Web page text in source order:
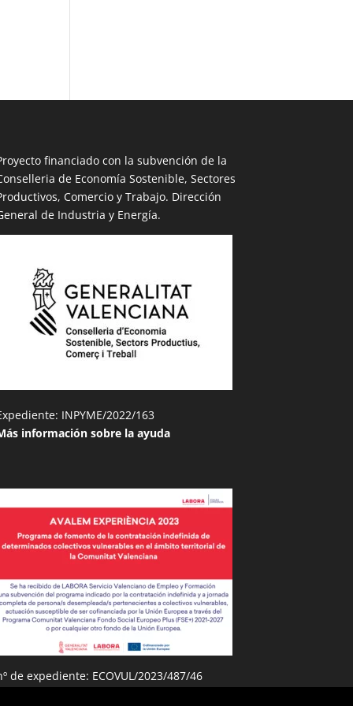
financiado con la subvención de la
de Economía Sostenible, Sectores
Comercio y Trabajo. Dirección
de Industria y Energía.
INPYME/2022/163
información sobre la ayuda
de expediente: ECOVUL/2023/487/46